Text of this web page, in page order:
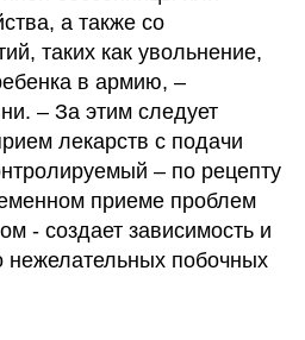
а также со
таких как увольнение,
в армию, –
– За этим следует
лекарств с подачи
– по рецепту
приеме проблем
- создает зависимость и
нежелательных побочных